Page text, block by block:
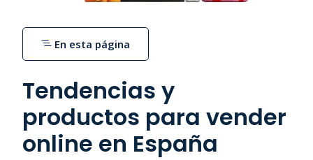
Tendencias y
productos para vender
online en España
En esta página